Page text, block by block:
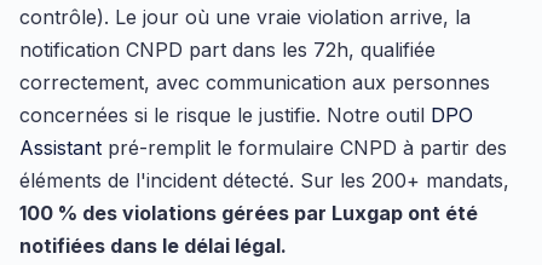
contrôle). Le jour où une vraie violation arrive, la
notification CNPD part dans les 72h, qualifiée
correctement, avec communication aux personnes
concernées si le risque le justifie. Notre outil DPO
Assistant pré-remplit le formulaire CNPD à partir des
éléments de l'incident détecté. Sur les 200+ mandats,
100 % des violations gérées par Luxgap ont été
notifiées dans le délai légal.